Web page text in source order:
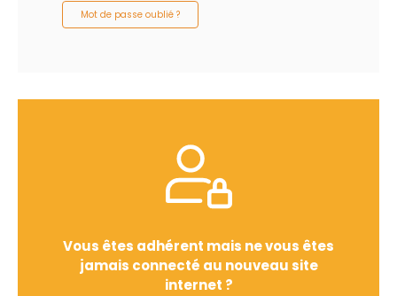
Mot de passe oublié ?
Vous êtes adhérent mais ne vous êtes
jamais connecté au nouveau site
internet ?